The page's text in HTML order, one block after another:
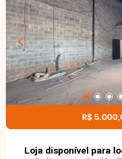
porta automatizada,
vagas de estacionamento,
praticidade e comodidade
colaboradores. Entre em contato para mais
informações e agende uma
esta excelente
R$
Loja disponível para